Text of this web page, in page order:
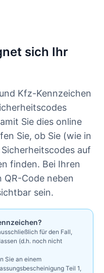
sich Ihr
Kfz-Kennzeichen
Sie dies online
Sie, ob Sie (wie in
auf
finden. Bei Ihren
QR-Code neben
sein.
für den Fall,
(d.h. noch nicht
Sie an einem
Teil 1,